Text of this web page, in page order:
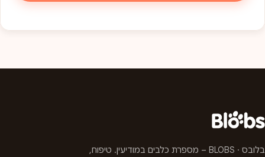
בלובס · BLOBS – מספרת כלבים במודיעין. טיפוח,